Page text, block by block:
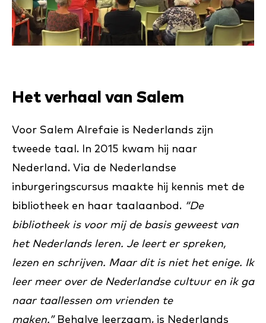
Het verhaal van Salem
Voor Salem Alrefaie is Nederlands zijn
tweede taal. In 2015 kwam hij naar
Nederland. Via de Nederlandse
inburgeringscursus maakte hij kennis met de
bibliotheek en haar taalaanbod. “De
bibliotheek is voor mij de basis geweest van
het Nederlands leren. Je leert er spreken,
lezen en schrijven. Maar dit is niet het enige. Ik
leer meer over de Nederlandse cultuur en ik ga
naar taallessen om vrienden te
maken.”Behalve leerzaam, is Nederlands